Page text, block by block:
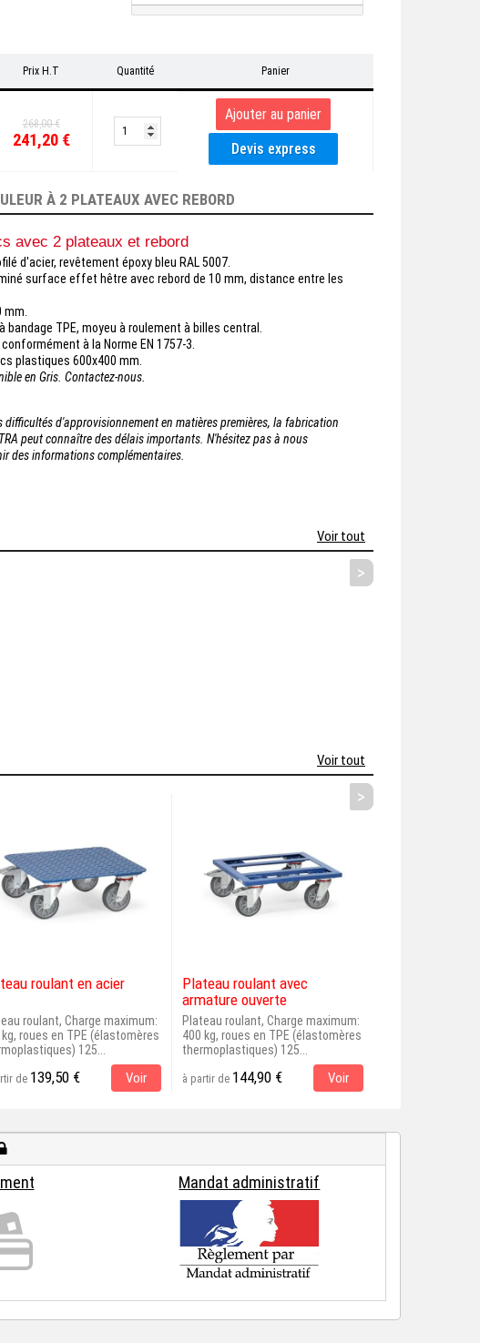
Prix H.T Quantité Panier
268,00 €
241,20 €
À 2 PLATEAUX AVEC REBORD
avec 2 plateaux et rebord
d'acier, revêtement époxy bleu RAL 5007.
surface effet hêtre avec rebord de 10 mm, distance entre les
bandage TPE, moyeu à roulement à billes central.
à la Norme EN 1757-3.
plastiques 600x400 mm.
en Gris. Contactez-nous.
d'approvisionnement en matières premières, la fabrication
peut connaître des délais importants. N'hésitez pas à nous
des informations complémentaires.
Voir tout
>
Voir tout
>
roulant en acier
roulant, Charge maximum:
kg, roues en TPE (élastomères
125...
de 139,50 € Voir
Plateau roulant avec
armature ouverte
Plateau roulant, Charge maximum:
400 kg, roues en TPE (élastomères
thermoplastiques) 125...
à partir de 144,90 € Voir
Mandat administratif